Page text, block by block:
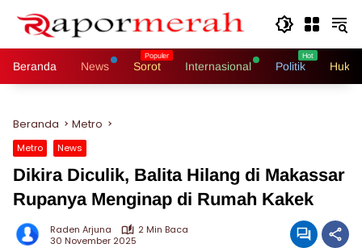
Beranda News Sorot Internasional Politik
Beranda Metro
Metro News
Dikira Diculik, Balita Hilang di Makassar
Rupanya Menginap di Rumah Kakek
Raden Arjuna
2 Min Baca
30 November 2025